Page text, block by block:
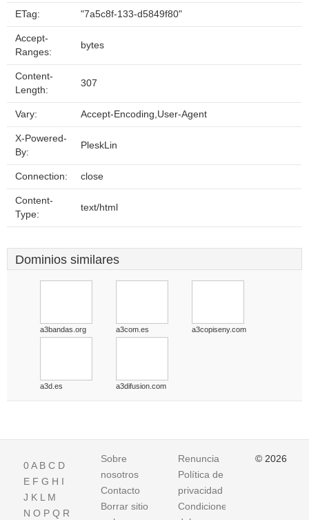
ETag: "7a5c8f-133-d5849f80"
Accept-
Ranges:
bytes
Content-
Length:
307
Vary: Accept-Encoding,User-Agent
X-Powered-
By:
PleskLin
Connection: close
Content-
Type:
text/html
Dominios similares
a3bandas.org a3com.es a3copiseny.com
a3d.es a3difusion.com
0A B C D
E F G H I
J K L M
N O P Q R
Sobre
nosotros
Contacto
Borrar sitio
Renuncia
Política de
privacidad
Condiciones
© 2026